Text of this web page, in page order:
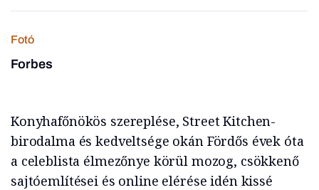
Fotó
Forbes
Konyhafőnökös szereplése, Street Kitchen-
birodalma és kedveltsége okán Fördős évek óta
a celeblista élmezőnye körül mozog, csökkenő
sajtóemlítései és online elérése idén kissé